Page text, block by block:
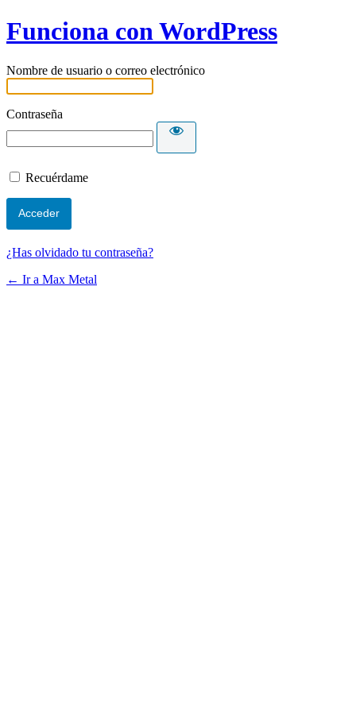
Funciona con WordPress
Nombre de usuario o correo electrónico
Contraseña
Recuérdame
¿Has olvidado tu contraseña?
← Ir a Max Metal